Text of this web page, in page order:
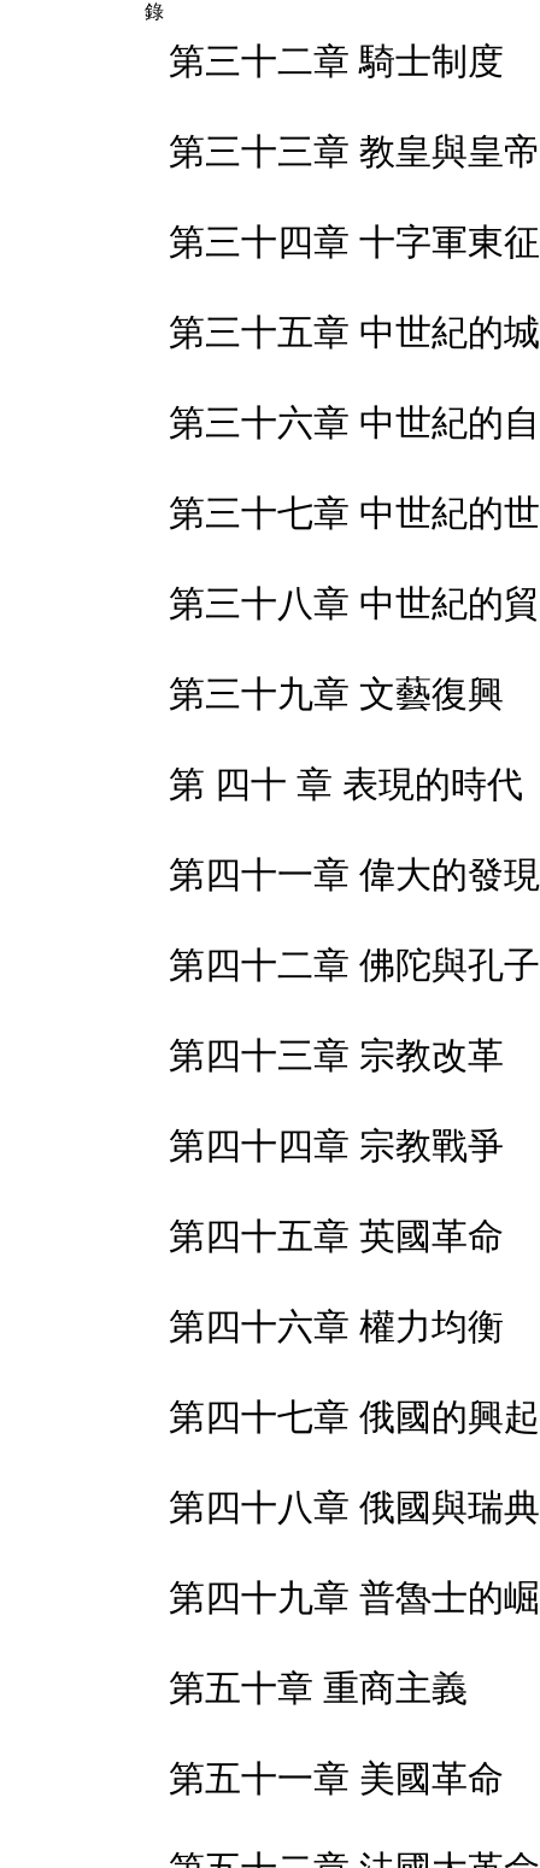
錄
第三十二章 騎士制度
第三十三章 教皇與皇
第三十四章 十字軍東征
第三十五章 中世紀的
第三十六章 中世紀的
第三十七章 中世紀的
第三十八章 中世紀的
第三十九章 文藝復興
第 四十 章 表現的時代
第四十一章 偉大的發現
第四十二章 佛陀與孔子
第四十三章 宗教改革
第四十四章 宗教戰爭
第四十五章 英國革命
第四十六章 權力均衡
第四十七章 俄國的興起
第四十八章 俄國與瑞
第四十九章 普魯士的
第五十章 重商主義
第五十一章 美國革命